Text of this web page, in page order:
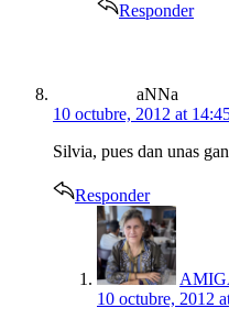
Responder
aNNa
10 octubre, 2012 at
Silvia, pues dan unas
Responder
says:
10 octubre, 2012